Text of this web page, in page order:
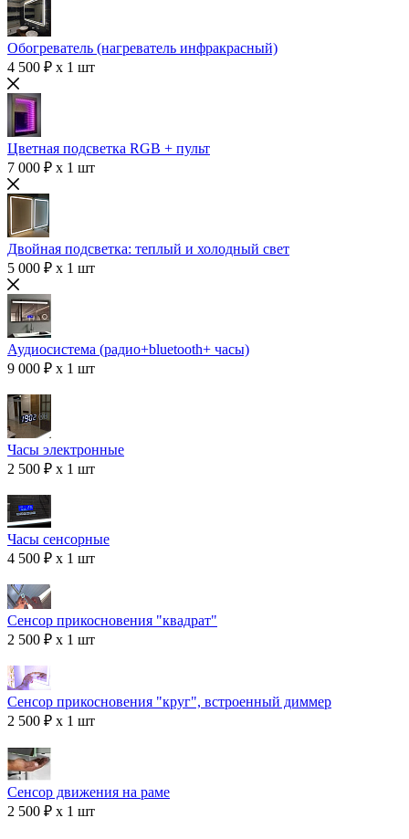
Обогреватель (нагреватель инфракрасный)
4 500 ₽ x 1 шт
Цветная подсветка RGB + пульт
7 000 ₽ x 1 шт
Двойная подсветка: теплый и холодный свет
5 000 ₽ x 1 шт
Аудиосистема (радио+bluetooth+ часы)
9 000 ₽ x 1 шт
Часы электронные
2 500 ₽ x 1 шт
Часы сенсорные
4 500 ₽ x 1 шт
Сенсор прикосновения "квадрат"
2 500 ₽ x 1 шт
Сенсор прикосновения "круг", встроенный диммер
2 500 ₽ x 1 шт
Сенсор движения на раме
2 500 ₽ x 1 шт